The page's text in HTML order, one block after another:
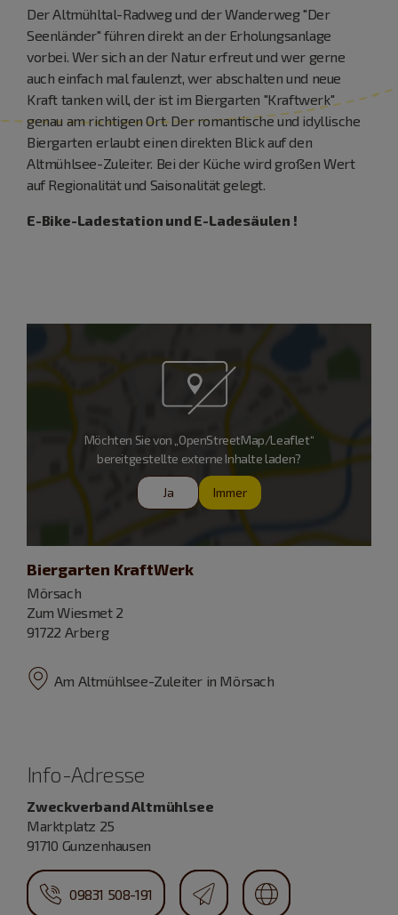
Der Altmühltal-Radweg und der Wanderweg "Der
Seenländer" führen direkt an der Erholungsanlage
vorbei. Wer sich an der Natur erfreut und wer gerne
auch einfach mal faulenzt, wer abschalten und neue
Kraft tanken will, der ist im Biergarten "Kraftwerk"
genau am richtigen Ort. Der romantische und idyllische
Biergarten erlaubt einen direkten Blick auf den
Altmühlsee-Zuleiter. Bei der Küche wird großen Wert
auf Regionalität und Saisonalität gelegt.
E-Bike-Ladestation und E-Ladesäulen !
Möchten Sie von „OpenStreetMap/Leaflet“
bereitgestellte externe Inhalte laden?
Ja Immer
Biergarten KraftWerk
Mörsach
Zum Wiesmet 2
91722 Arberg
Am Altmühlsee-Zuleiter in Mörsach
Info-Adresse
Zweckverband Altmühlsee
Marktplatz 25
91710 Gunzenhausen
09831 508-191